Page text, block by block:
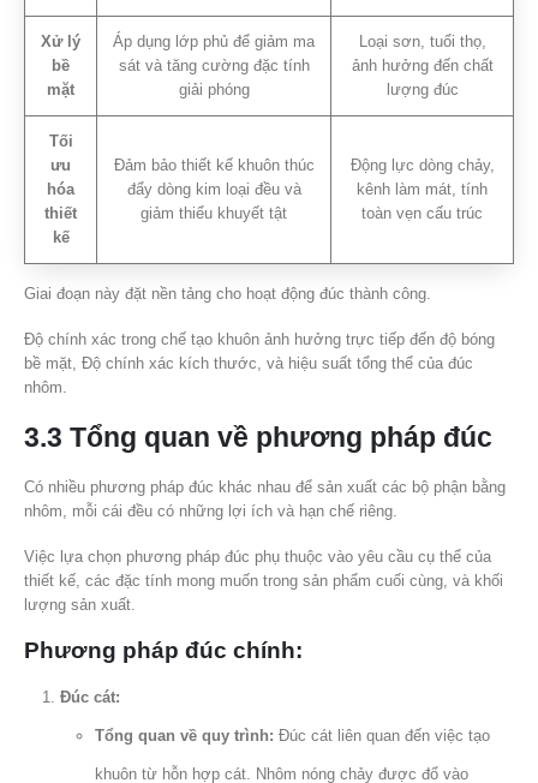
Xử lý
bề
mặt
Áp dụng lớp phủ để giảm ma
sát và tăng cường đặc tính
giải phóng
Loại sơn, tuổi thọ,
ảnh hưởng đến chất
lượng đúc
Tối
ưu
hóa
thiết
kế
Đảm bảo thiết kế khuôn thúc
đẩy dòng kim loại đều và
giảm thiểu khuyết tật
Động lực dòng chảy,
kênh làm mát, tính
toàn vẹn cấu trúc
Giai đoạn này đặt nền tảng cho hoạt động đúc thành công.
Độ chính xác trong chế tạo khuôn ảnh hưởng trực tiếp đến độ bóng
bề mặt, Độ chính xác kích thước, và hiệu suất tổng thể của đúc
nhôm.
3.3 Tổng quan về phương pháp đúc
Có nhiều phương pháp đúc khác nhau để sản xuất các bộ phận bằng
nhôm, mỗi cái đều có những lợi ích và hạn chế riêng.
Việc lựa chọn phương pháp đúc phụ thuộc vào yêu cầu cụ thể của
thiết kế, các đặc tính mong muốn trong sản phẩm cuối cùng, và khối
lượng sản xuất.
Phương pháp đúc chính:
Đúc cát:
Tổng quan về quy trình: Đúc cát liên quan đến việc tạo
khuôn từ hỗn hợp cát. Nhôm nóng chảy được đổ vào